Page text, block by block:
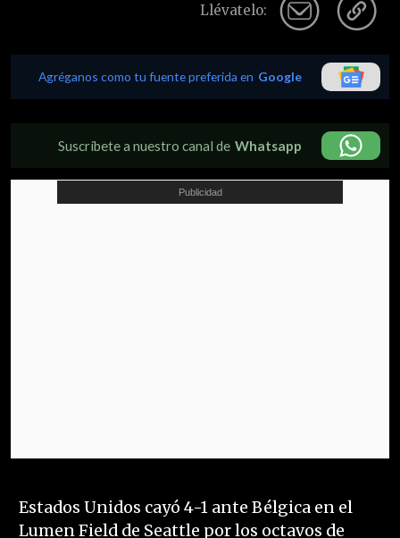
Llévatelo:
Agréganos como tu fuente preferida en Google
Suscríbete a nuestro canal de Whatsapp
Estados Unidos cayó 4-1 ante Bélgica en el
Lumen Field de Seattle por los octavos de